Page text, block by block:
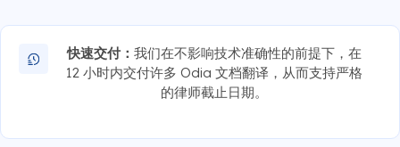
快速交付：我们在不影响技术准确性的前提下，在
12 小时内交付许多 Odia 文档翻译，从而支持严格
的律师截止日期。